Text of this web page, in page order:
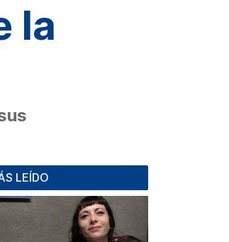
la
LEÍDO